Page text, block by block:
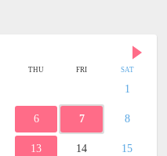
THU FRI SAT
1
6 7 8
13 14 15